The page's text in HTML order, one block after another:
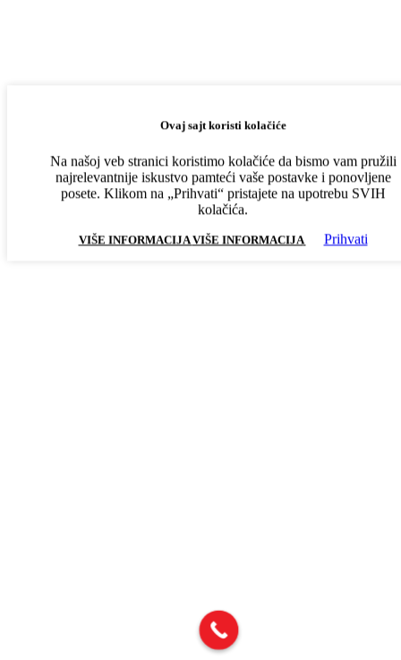
Ovaj sajt koristi kolačiće
Na našoj veb stranici koristimo kolačiće da bismo vam pružili
najrelevantnije iskustvo pamteći vaše postavke i ponovljene
posete. Klikom na „Prihvati“ pristajete na upotrebu SVIH
kolačića.
VIŠE INFORMACIJAVIŠE INFORMACIJA Prihvati